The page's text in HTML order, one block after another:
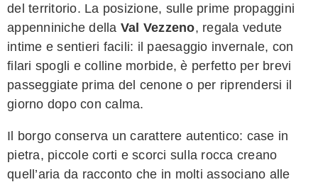
del territorio. La posizione, sulle prime propaggini
appenniniche della Val Vezzeno, regala vedute
intime e sentieri facili: il paesaggio invernale, con
filari spogli e colline morbide, è perfetto per brevi
passeggiate prima del cenone o per riprendersi il
giorno dopo con calma.
Il borgo conserva un carattere autentico: case in
pietra, piccole corti e scorci sulla rocca creano
quell’aria da racconto che in molti associano alle